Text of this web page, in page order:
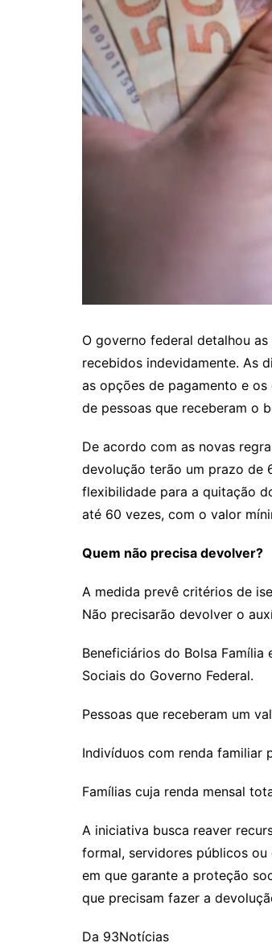
O governo federal detalhou
recebidos indevidamente. As
as opções de pagamento e
de pessoas que receberam o
De acordo com as novas
devolução terão um prazo de
flexibilidade para a quitação
até 60 vezes, com o valor
Quem não precisa devolver?
A medida prevê critérios de
Não precisarão devolver o
Beneficiários do Bolsa
Sociais do Governo Federal.
Pessoas que receberam um
Indivíduos com renda familiar
Famílias cuja renda mensal
A iniciativa busca reaver
formal, servidores públicos
em que garante a proteção
que precisam fazer a
Da 93Notícias